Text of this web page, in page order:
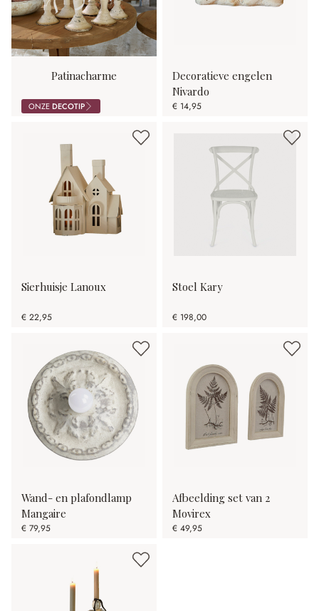
ONZEDECOTIP
Patinacharme
Decoratieve engelen
Nivardo
€ 14,95
Sierhuisje Lanoux
€ 22,95
Stoel Kary
€ 198,00
Wand- en plafondlamp
Mangaire
€ 79,95
Afbeelding set van 2
Movirex
€ 49,95